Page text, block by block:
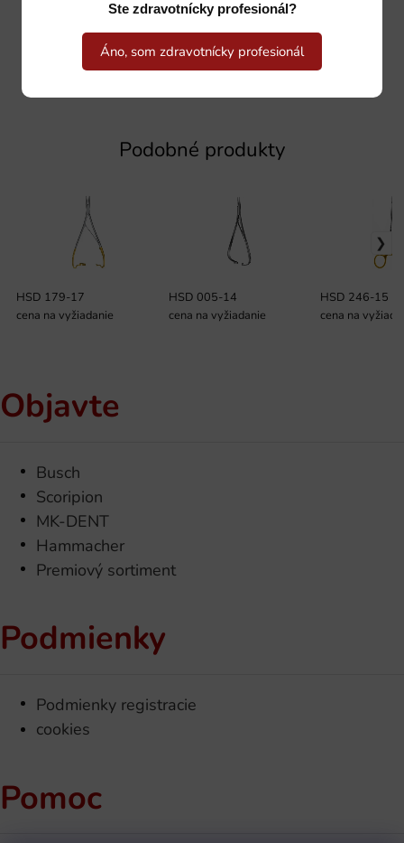
Ste zdravotnícky profesionál?
Áno, som zdravotnícky profesionál
Podobné produkty
HSD 179-17
cena na vyžiadanie
HSD 005-14
cena na vyžiadanie
HSD 246-15
cena na
Objavte
Busch
Scoripion
MK-DENT
Hammacher
Premiový sortiment
Podmienky
Podmienky registracie
cookies
Pomoc